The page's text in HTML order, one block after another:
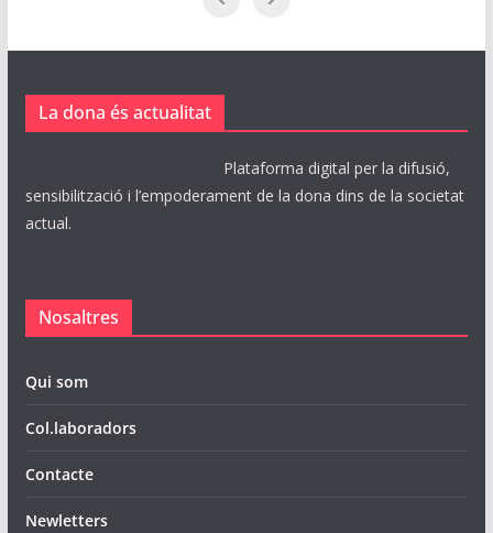
La dona és actualitat
Plataforma digital per la difusió,
sensibilització i l’empoderament de la dona dins de la societat
actual.
Nosaltres
Qui som
Col.laboradors
Contacte
Newletters